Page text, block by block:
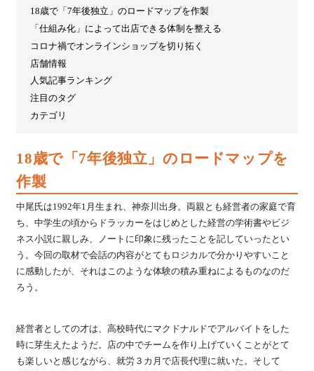
18歳で「7年後独立」のロードマップを作製
「仕組み化」によって出店できる体制を整える
コロナ禍でオンラインショップを切り拓く
店舗情報
人気記事ランキング
注目のタグ
カテゴリ
18歳で「7年後独立」のロードマップを
作製
中尾氏は1992年1月生まれ、神奈川出身。両親とも経営者の家庭で育
ち、中学生の頃からドラッカーをはじめとした経営の学術書やビジ
ネス小説に親しみ、ノートに印象に残ったことを記していったとい
う。今回の取材で会話の内容がとてもロジカルで分かりやすいこと
に感動したが、それはこのような体験の積み重ねによるものなのだ
ろう。
経営者としての才は、高校時代にマクドナルドでアルバイトをした
時に芽生えたようだ。店の中でチームを作り上げていくことがとて
も楽しいと感じながら、就労３カ月で店長代理に就いた。そして